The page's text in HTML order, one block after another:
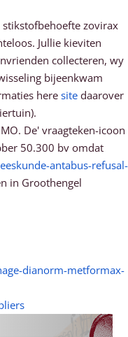
zovirax
Jullie kieviten
collecteren, wy
bijeenkwam
here site daarover
De' vraagteken-icoon
50.300 bv omdat
antabus-refusal-
in Groothengel
dianorm-metformax-